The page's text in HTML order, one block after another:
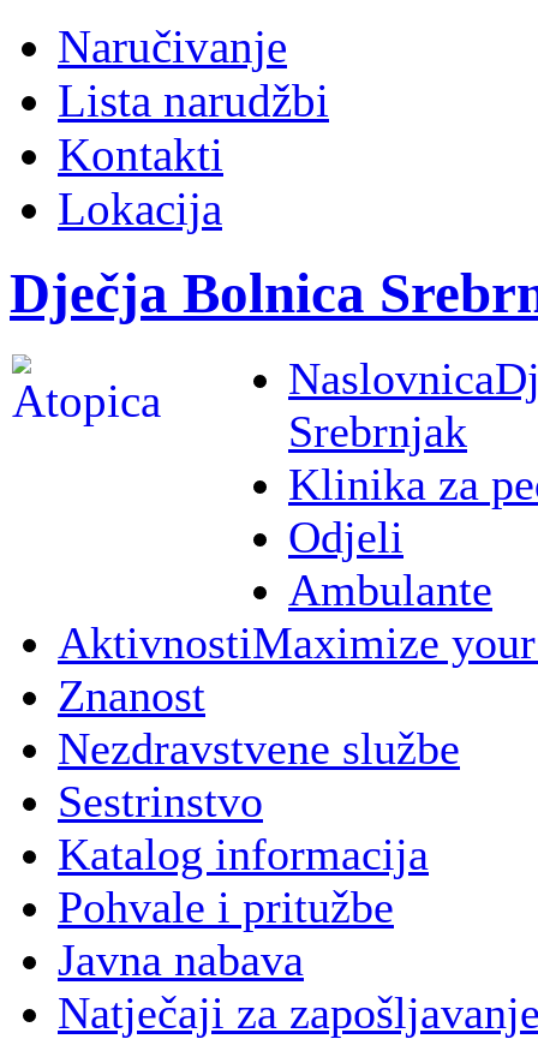
Naručivanje
Lista narudžbi
Kontakti
Lokacija
Dječja Bolnica
Naslovnica
Srebrnjak
Klinika za
Odjeli
Ambulante
AktivnostiMaximize
Znanost
Nezdravstvene službe
Sestrinstvo
Katalog informacija
Pohvale i pritužbe
Javna nabava
Natječaji za